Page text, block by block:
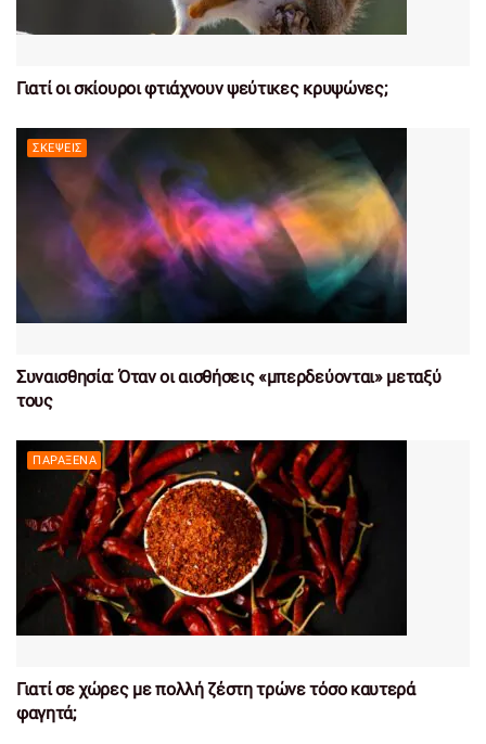
Γιατί οι σκίουροι φτιάχνουν ψεύτικες κρυψώνες;
ΣΚΈΨΕΙΣ
Συναισθησία: Όταν οι αισθήσεις «μπερδεύονται» μεταξύ
τους
ΠΑΡΆΞΕΝΑ
Γιατί σε χώρες με πολλή ζέστη τρώνε τόσο καυτερά
φαγητά;